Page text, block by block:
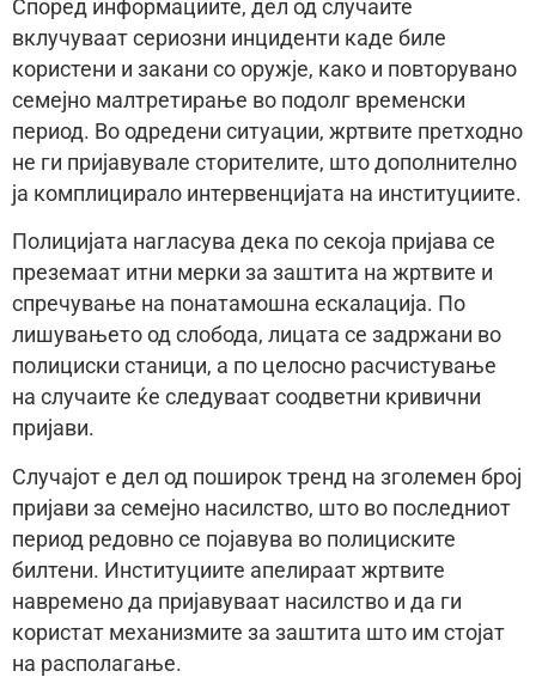
Според информациите, дел од случаите
вклучуваат сериозни инциденти каде биле
користени и закани со оружје, како и повторувано
семејно малтретирање во подолг временски
период. Во одредени ситуации, жртвите претходно
не ги пријавувале сторителите, што дополнително
ја комплицирало интервенцијата на институциите.
Полицијата нагласува дека по секоја пријава се
преземаат итни мерки за заштита на жртвите и
спречување на понатамошна ескалација. По
лишувањето од слобода, лицата се задржани во
полициски станици, а по целосно расчистување
на случаите ќе следуваат соодветни кривични
пријави.
Случајот е дел од поширок тренд на зголемен број
пријави за семејно насилство, што во последниот
период редовно се појавува во полициските
билтени. Институциите апелираат жртвите
навремено да пријавуваат насилство и да ги
користат механизмите за заштита што им стојат
на располагање.